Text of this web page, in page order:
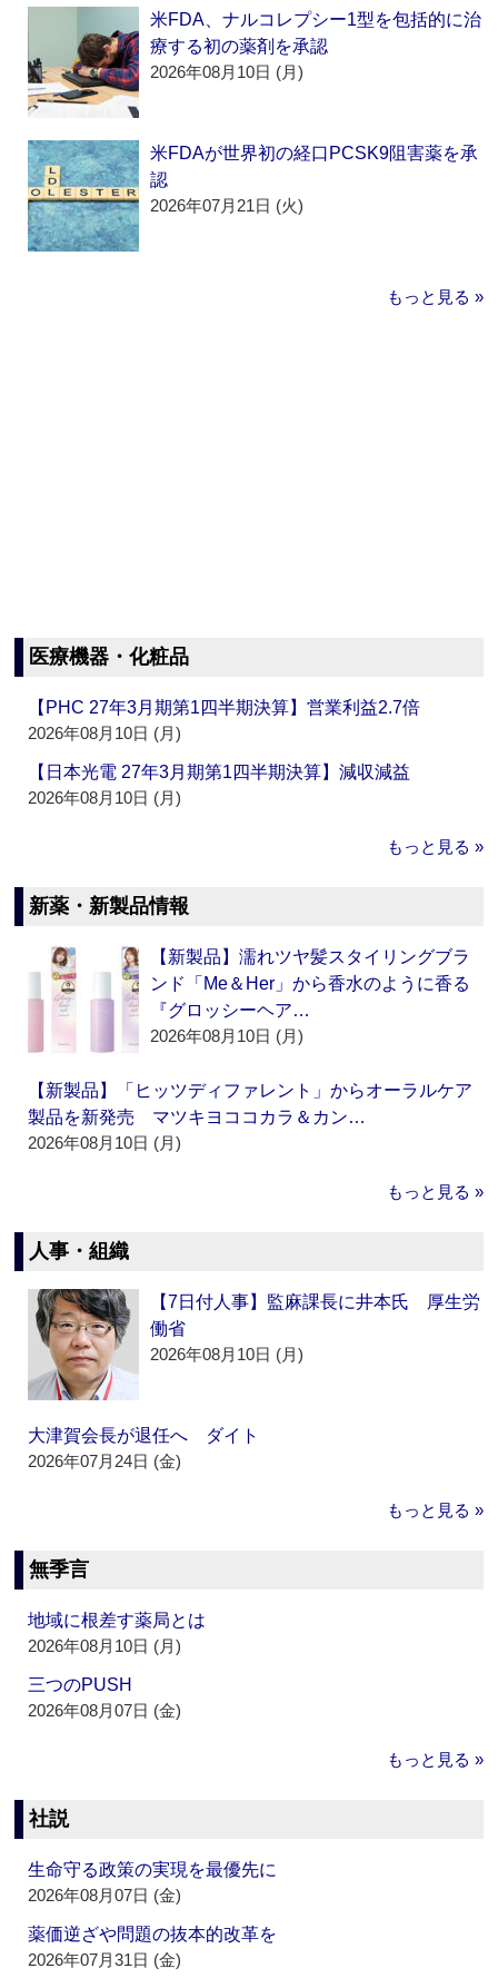
米FDA、ナルコレプシー1型を包括的に治
療する初の薬剤を承認
2026年08月10日 (月)
米FDAが世界初の経口PCSK9阻害薬を承
認
2026年07月21日 (火)
もっと見る »
医療機器・化粧品
【PHC 27年3月期第1四半期決算】営業利益2.7倍
2026年08月10日 (月)
【日本光電 27年3月期第1四半期決算】減収減益
2026年08月10日 (月)
もっと見る »
新薬・新製品情報
【新製品】濡れツヤ髪スタイリングブラ
ンド「Me＆Her」から香水のように香る
『グロッシーヘア…
2026年08月10日 (月)
【新製品】「ヒッツディファレント」からオーラルケア
製品を新発売 マツキヨココカラ＆カン…
2026年08月10日 (月)
もっと見る »
人事・組織
【7日付人事】監麻課長に井本氏 厚生労
働省
2026年08月10日 (月)
大津賀会長が退任へ ダイト
2026年07月24日 (金)
もっと見る »
無季言
地域に根差す薬局とは
2026年08月10日 (月)
三つのPUSH
2026年08月07日 (金)
もっと見る »
社説
生命守る政策の実現を最優先に
2026年08月07日 (金)
薬価逆ざや問題の抜本的改革を
2026年07月31日 (金)